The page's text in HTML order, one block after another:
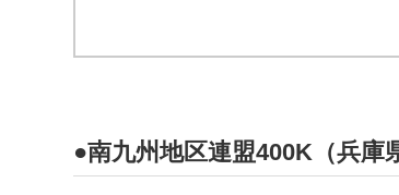
●南九州地区連盟400K（兵庫